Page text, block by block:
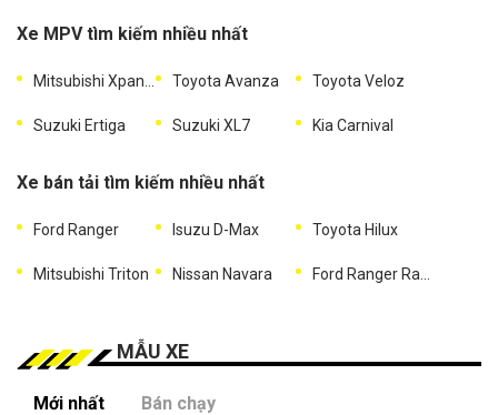
Xe MPV tìm kiếm nhiều nhất
Toyota Avanza Toyota Veloz
Suzuki Ertiga Suzuki XL7 Kia Carnival
Xe bán tải tìm kiếm nhiều nhất
Ford Ranger Isuzu D-Max Toyota Hilux
Mitsubishi Triton Nissan Navara
MẪU XE
Mới nhất Bán chạy